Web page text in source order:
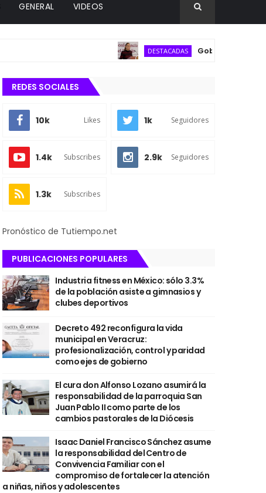
GENERAL VIDEOS
DESTACADAS Gobierno federal
REDES SOCIALES
10k Likes 1k Seguidores
1.4k Subscribes 2.9k Seguidores
1.3k Subscribes
Pronóstico de Tutiempo.net
PUBLICACIONES POPULARES
Industria fitness en México: sólo 3.3%
de la población asiste a gimnasios y
clubes deportivos
Decreto 492 reconfigura la vida
municipal en Veracruz:
profesionalización, control y paridad
como ejes de gobierno
El cura don Alfonso Lozano asumirá la
responsabilidad de la parroquia San
Juan Pablo II como parte de los
cambios pastorales de la Diócesis
Isaac Daniel Francisco Sánchez asume
la responsabilidad del Centro de
Convivencia Familiar con el
compromiso de fortalecer la atención
a niñas, niños y adolescentes